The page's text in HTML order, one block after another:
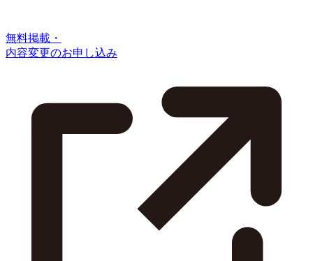
無料掲載・
内容変更のお申し込み